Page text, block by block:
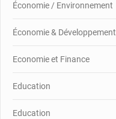
Économie / Environnement
Économie & Développement
Economie et Finance
Education
Education